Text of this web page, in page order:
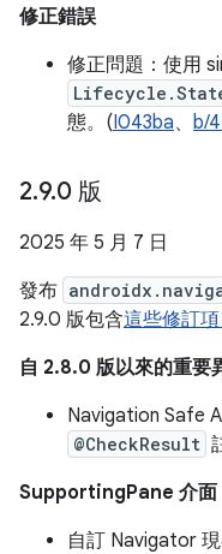
修正錯誤
修正問題：使用
態。(I043ba、 b/
2.9.0 版
2025 年 5 月 7 日
發布
2.9.0 版包含這些修訂項
自 2.8.0 版以來的重要
Navigation Safe
@CheckResult
SupportingPane 介面
自訂 Navigator